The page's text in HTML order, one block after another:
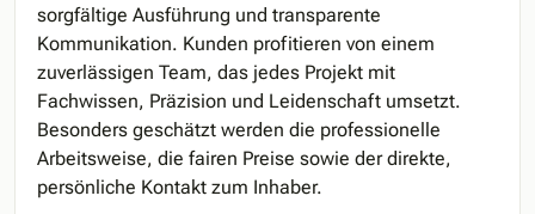
sorgfältige Ausführung und transparente
Kommunikation. Kunden profitieren von einem
zuverlässigen Team, das jedes Projekt mit
Fachwissen, Präzision und Leidenschaft umsetzt.
Besonders geschätzt werden die professionelle
Arbeitsweise, die fairen Preise sowie der direkte,
persönliche Kontakt zum Inhaber.